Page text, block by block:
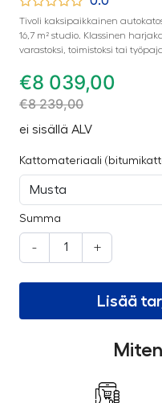
Tivoli kaksipaikkainen
16,7 m² studio. Klassinen
varastoksi, toimistoksi tai
€8 039,00
€8 239,00
ei sisällä ALV
Kattomateriaali
Summa
- +
Lisää